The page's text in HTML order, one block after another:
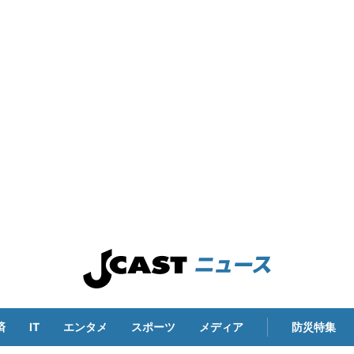
IT エンタメ スポーツ メディア 防災特集